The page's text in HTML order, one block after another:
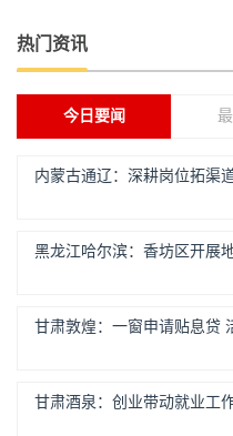
热门资讯
今日要闻
内蒙古通辽：深耕岗位拓渠
黑龙江哈尔滨：香坊区开展
甘肃敦煌：一窗申请贴息贷
甘肃酒泉：创业带动就业工